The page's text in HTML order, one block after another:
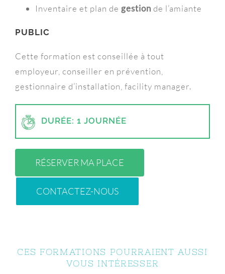
Inventaire et plan de gestion de l’amiante
PUBLIC
Cette formation est conseillée à tout
employeur, conseiller en prévention,
gestionnaire d’installation, facility manager.
DURÉE: 1 JOURNÉE
RÉSERVER MA PLACE
CONTACTEZ-NOUS
CES FORMATIONS POURRAIENT AUSSI
VOUS INTÉRESSER